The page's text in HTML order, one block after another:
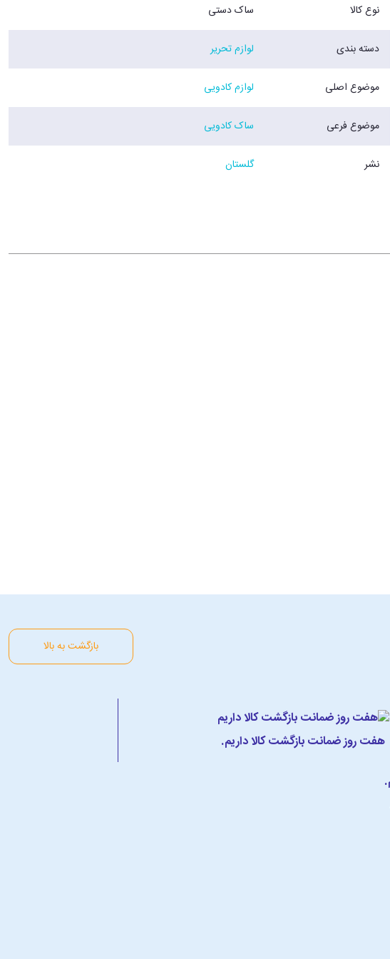
نوع کالا ساک دستی
دسته بندی لوازم تحریر
موضوع اصلی لوازم کادویی
موضوع فرعی ساک کادویی
نشر گلستان
بازگشت به بالا
هفت روز ضمانت بازگشت کالا داریم.